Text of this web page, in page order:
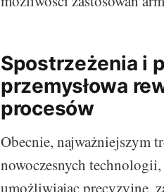
Spostrzeżenia i
przemysłowa
procesów
Obecnie, najważniejszym
nowoczesnych
umożliwiając precyzyjne,